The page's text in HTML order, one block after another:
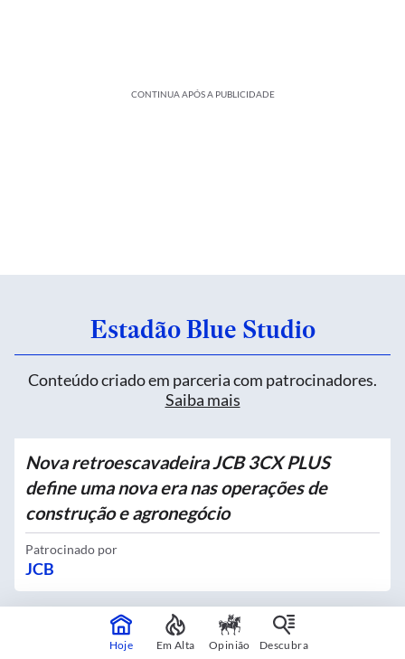
CONTINUA APÓS A PUBLICIDADE
Estadão Blue Studio
Conteúdo criado em parceria com patrocinadores.
Saiba mais
Nova retroescavadeira JCB 3CX PLUS
define uma nova era nas operações de
construção e agronegócio
Patrocinado por
JCB
Quatro novos Bosques Urbanos recebem
Hoje Em Alta Opinião Descubra